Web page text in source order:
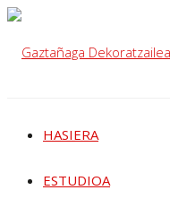
HASIERA
ESTUDIOA